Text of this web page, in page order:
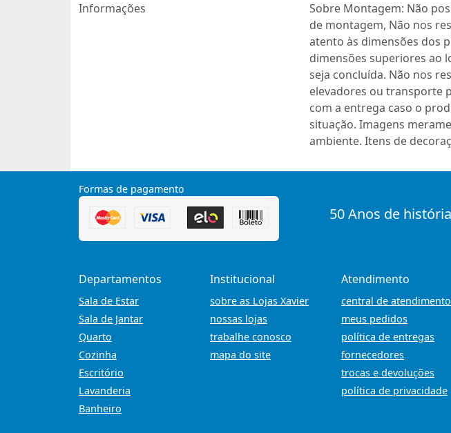
Informações
Sobre Montagem: Não
de montagem, Não nos
atento às dimensões dos
dimensões superiores ao
seja concluída. Não nos
elevadores ou transporte
com a entrega caso o
situação. Imagens
ambiente. Itens de
Formas de pagamento
50 Anos de
Departamentos
Sala de Estar
Sala de Jantar
Quarto
Cozinha
Escritório
Lavanderia
Banheiro
Institucional
sobre as Lojas Xavier
nossas lojas
trabalhe conosco
mapa do site
Atendimento
central de atendimento
meus pedidos
política de entregas
fornecedores
trocas e devoluções
política de privacidade